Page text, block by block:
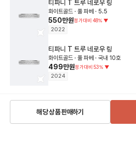
티파니 T 트루 네로우 링
화이트골드 · 풀 파베 · 5.5
550만원정가대비 48% ▼
2022
티파니 T 트루 네로우 링
화이트골드 · 풀 파베 · 국내 10호
499만원정가대비 53% ▼
2024
해당 상품 판매하기